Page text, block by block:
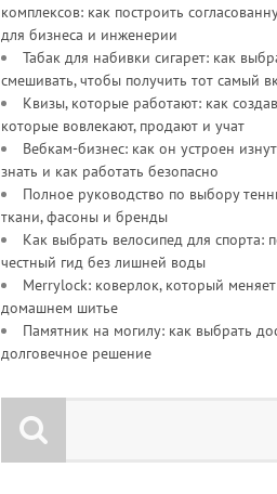
комплексов: как построить
для бизнеса и инженерии
Табак для набивки сигарет: как
смешивать, чтобы получить тот самый
Квизы, которые работают: как
которые вовлекают, продают и учат
Вебкам-бизнес: как он устроен
знать и как работать безопасно
Полное руководство по выбору
ткани, фасоны и бренды
Как выбрать велосипед для спорта:
честный гид без лишней воды
Merrylock: коверлок, который
домашнем шитье
Памятник на могилу: как выбрать
долговечное решение